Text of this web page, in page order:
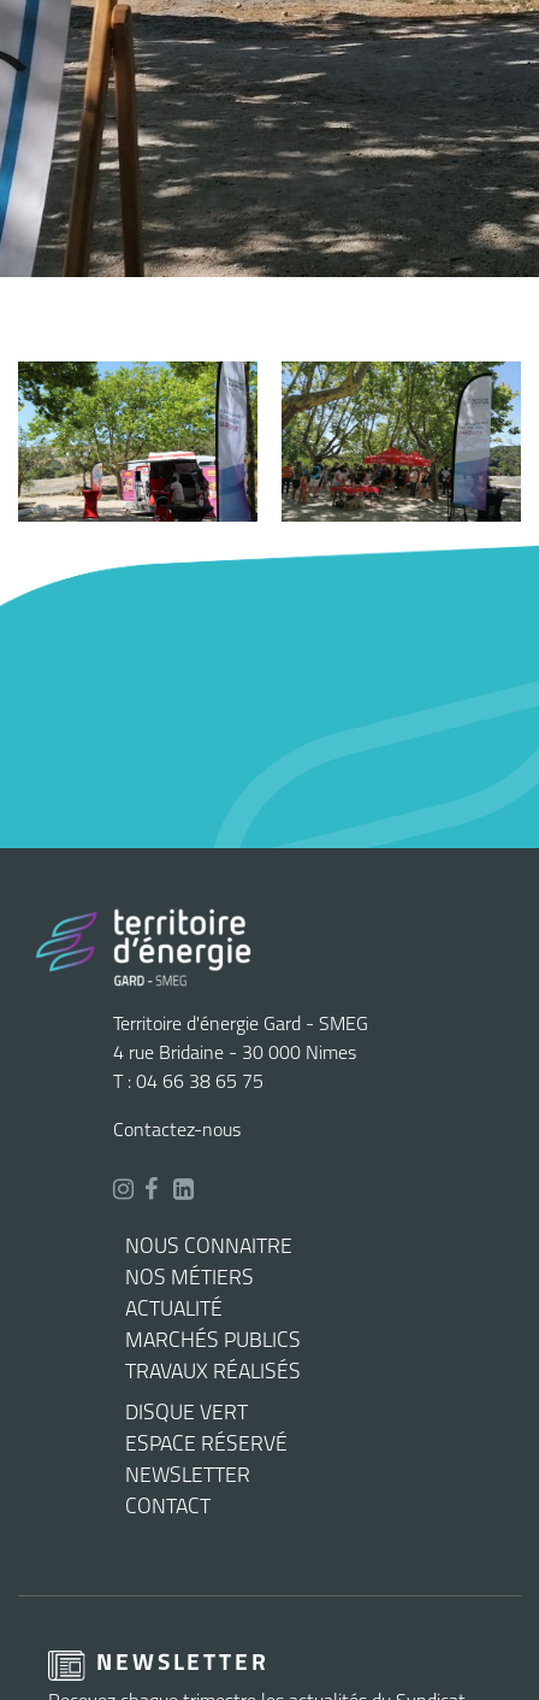
Territoire d'énergie Gard - SMEG
4 rue Bridaine - 30 000 Nimes
T : 04 66 38 65 75
Contactez-nous
NOUS CONNAITRE
NOS MÉTIERS
ACTUALITÉ
MARCHÉS PUBLICS
TRAVAUX RÉALISÉS
DISQUE VERT
ESPACE RÉSERVÉ
NEWSLETTER
CONTACT
NEWSLETTER